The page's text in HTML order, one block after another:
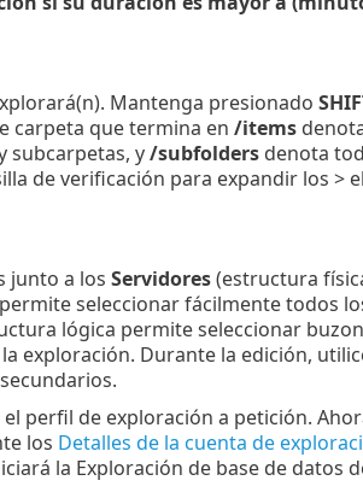
Mantenga presionado
carpeta que termina en /items
subcarpetas, y/subfoldersdenota
de verificación para expandir los >
junto a los Servidores(estructura
seleccionar fácilmente todos
lógica permite seleccionar
exploración. Durante la edición,
perfil de exploración a petición.
los Detalles de la cuenta de
la Exploración de base de datos